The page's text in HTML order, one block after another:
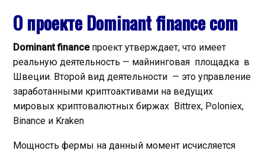
О проектеDominant finance com
Dominant financeпроект утверждает, что имеет
реальную деятельность — майнинговая площадка в
Швеции. Второй вид деятельности — это управление
заработанными криптоактивами на ведущих
мировых криптовалютных биржах Bittrex, Poloniex,
Binance и Kraken
Мощность фермы на данный момент исчисляется